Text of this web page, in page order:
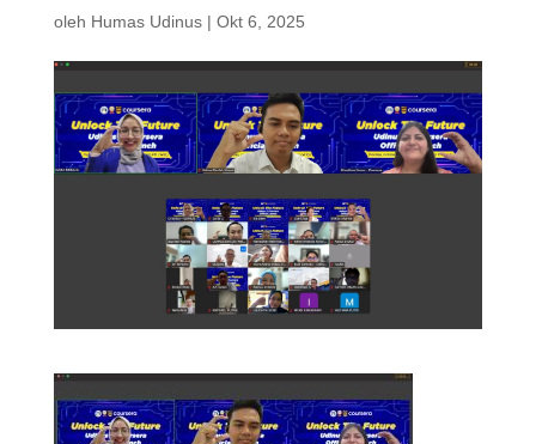
oleh Humas Udinus| Okt 6, 2025